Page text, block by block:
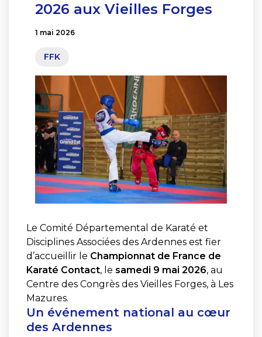
2026 aux Vieilles Forges
1 mai 2026
FFK
Le Comité Départemental de Karaté et
Disciplines Associées des Ardennes est fier
d’accueillir le Championnat de France de
Karaté Contact, le samedi 9 mai 2026, au
Centre des Congrès des Vieilles Forges, à Les
Mazures.
Un événement national au cœur
des Ardennes